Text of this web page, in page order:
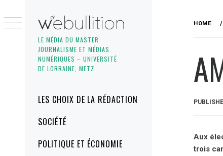
LE MÉDIA DU MASTER
JOURNALISME ET MÉDIAS
NUMÉRIQUES – UNIVERSITÉ
DE LORRAINE, METZ
MenuLES CHOIX DE LA RÉDACTION
SOCIÉTÉ
POLITIQUE ET ÉCONOMIE
to
content
HOME
Aux
trois